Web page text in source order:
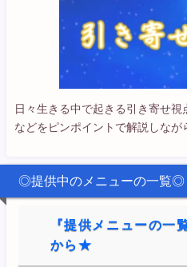
日々生きる中で起きる引き寄せ
などをピンポイントで解説しなが
◎提供中のメニューの一覧◎
『提供メニューの一
から★